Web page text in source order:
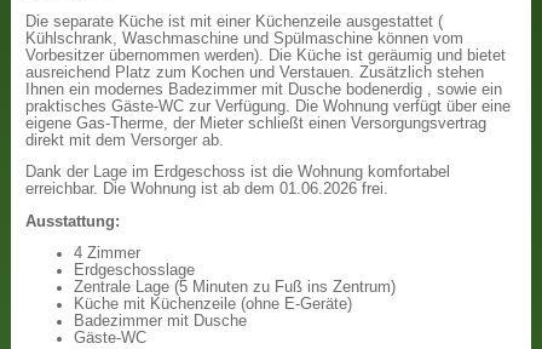
Die separate Küche ist mit einer Küchenzeile ausgestattet (
Kühlschrank, Waschmaschine und Spülmaschine können vom
Vorbesitzer übernommen werden). Die Küche ist geräumig und bietet
ausreichend Platz zum Kochen und Verstauen. Zusätzlich stehen
Ihnen ein modernes Badezimmer mit Dusche bodenerdig , sowie ein
praktisches Gäste-WC zur Verfügung. Die Wohnung verfügt über eine
eigene Gas-Therme, der Mieter schließt einen Versorgungsvertrag
direkt mit dem Versorger ab.
Dank der Lage im Erdgeschoss ist die Wohnung komfortabel
erreichbar. Die Wohnung ist ab dem 01.06.2026 frei.
Ausstattung:
4 Zimmer
Erdgeschosslage
Zentrale Lage (5 Minuten zu Fuß ins Zentrum)
Küche mit Küchenzeile (ohne E-Geräte)
Badezimmer mit Dusche
Gäste-WC